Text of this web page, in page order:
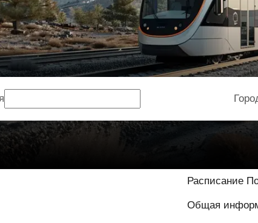
Расписание
Общая